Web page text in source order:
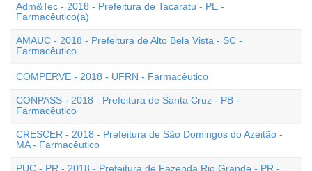
Adm&Tec - 2018 - Prefeitura de Tacaratu - PE -
Farmacêutico(a)
AMAUC - 2018 - Prefeitura de Alto Bela Vista - SC -
Farmacêutico
COMPERVE - 2018 - UFRN - Farmacêutico
CONPASS - 2018 - Prefeitura de Santa Cruz - PB -
Farmacêutico
CRESCER - 2018 - Prefeitura de São Domingos do Azeitão -
MA - Farmacêutico
PUC - PR - 2018 - Prefeitura de Fazenda Rio Grande - PR -